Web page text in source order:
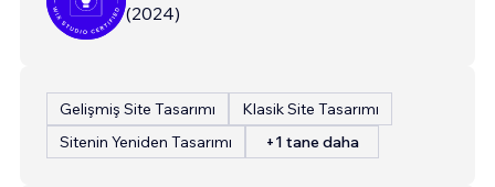
(2024)
Gelişmiş Site Tasarımı
Klasik Site Tasarımı
Sitenin Yeniden Tasarımı
+1 tane daha